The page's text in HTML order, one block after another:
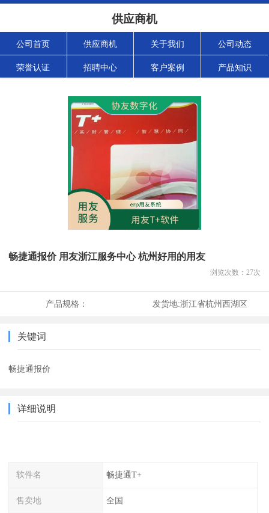
供应商机
公司首页 供应商机 关于我们 公司动态
荣誉认证 招聘中心 客户案例 产品知识
畅捷通报价 用友浙江服务中心 杭州好用的用友
浏览次数： 27次
产品规格： 发货地:浙江省杭州西湖区
关键词
畅捷通报价
详细说明
软件名 畅捷通T+
售卖地 全国